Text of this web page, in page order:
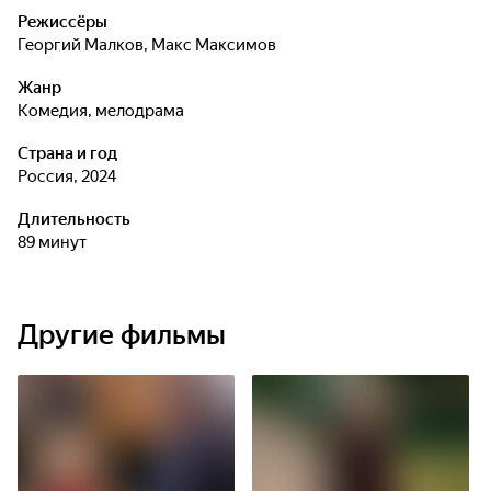
Режиссёры
Георгий Малков, Макс Максимов
Жанр
комедия, мелодрама
Страна и год
Россия, 2024
Длительность
89 минут
Другие фильмы